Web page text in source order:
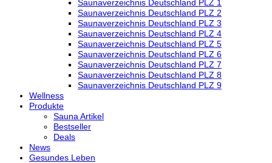
Saunaverzeichnis Deutschland PLZ 1
Saunaverzeichnis Deutschland PLZ 2
Saunaverzeichnis Deutschland PLZ 3
Saunaverzeichnis Deutschland PLZ 4
Saunaverzeichnis Deutschland PLZ 5
Saunaverzeichnis Deutschland PLZ 6
Saunaverzeichnis Deutschland PLZ 7
Saunaverzeichnis Deutschland PLZ 8
Saunaverzeichnis Deutschland PLZ 9
Wellness
Produkte
Sauna Artikel
Bestseller
Deals
News
Gesundes Leben